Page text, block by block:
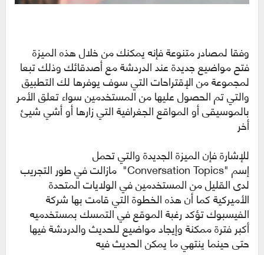
وفقا لمصادر متنوعة فإنه يمكنك من خلال هذه الميزة
فتح مواضيع جديدة عند الدردشة مع أصدقائك وذلك تبعا
لمجموعة من الإقتراحات التي سوف يوفرها لك التطبيق
والتي تم الحصول عليها من المستخدمين سواء تعلق الأمر
بالموسيقى أو المواقع الجغرافية التي زارها أو أشي شيئ
أخر
للإشارة فإن الميزة الجديدة والتي تحمل
إسم "Conversation Topics" مازالت في طور التجريب
لدى القليل من المستخدمين في الولايات المتحدة
الأميركية كما أن هذه الخطوة التي قامت بها شركة
الفيسبوك تؤكد رغبة الموقع في التمسك بمستخدميه
أكبر فترة ممكنة وإيجاد مواضيع للحديث والدردشة فيها
حتى حينما ينتهي ما يمكن الحديث فيه